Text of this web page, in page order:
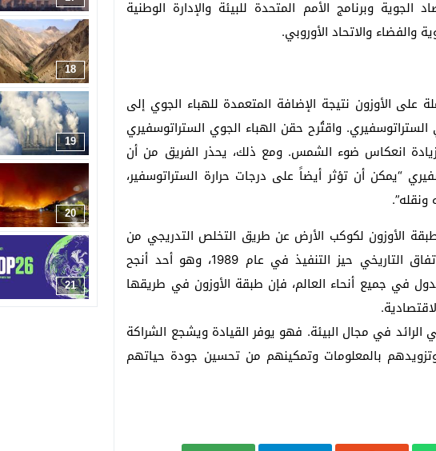
وبرنامج الأمم المتحدة للبيئة والإدارة الوطنية
والفضاء والاتحاد الأوروبي.
على الأوزون نتيجة الإضافة المتعمدة للهباء الجوي إلى
واقتُرح حقن الهباء الجوي الستراتوسفيري
انعكاس ضوء الشمس. ومع ذلك، يحذر الفريق من أن
“يمكن أن تؤثر أيضاً على درجات حرارة الستراتوسفير،
ونقله”.
الأوزون لكوكب الأرض عن طريق التخلص التدريجي من
المواد الكيميائية التي تستنفدها. وقد دخل هذا الاتفاق التاريخي حيز التنفيذ في عام 1989، وهو أحد أنجح
في جميع أنحاء العالم، فإن طبقة الأوزون في طريقها
الرائد في مجال البيئة. فهو يوفر القيادة ويشجع الشراكة
بالمعلومات وتمكينهم من تحسين جودة حياتهم
18
19
20
21